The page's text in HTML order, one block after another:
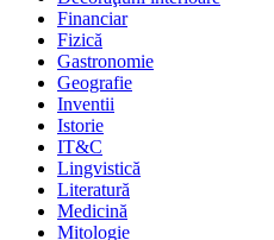
Financiar
Fizică
Gastronomie
Geografie
Inventii
Istorie
IT&C
Lingvistică
Literatură
Medicină
Mitologie